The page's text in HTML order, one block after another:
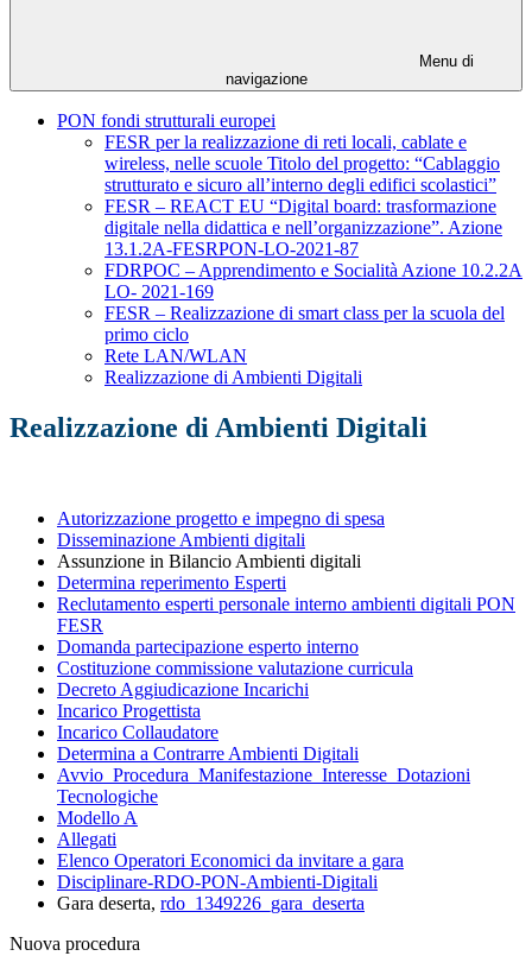
Menu di
navigazione
PON fondi strutturali europei
FESR per la realizzazione di reti locali, cablate e
wireless, nelle scuole Titolo del progetto: “Cablaggio
strutturato e sicuro all’interno degli edifici scolastici”
FESR – REACT EU “Digital board: trasformazione
digitale nella didattica e nell’organizzazione”. Azione
13.1.2A-FESRPON-LO-2021-87
FDRPOC – Apprendimento e Socialità Azione 10.2.2A
LO- 2021-169
FESR – Realizzazione di smart class per la scuola del
primo ciclo
Rete LAN/WLAN
Realizzazione di Ambienti Digitali
Realizzazione di Ambienti Digitali
Autorizzazione progetto e impegno di spesa
Disseminazione Ambienti digitali
Assunzione in Bilancio Ambienti digitali
Determina reperimento Esperti
Reclutamento esperti personale interno ambienti digitali PON
FESR
Domanda partecipazione esperto interno
Costituzione commissione valutazione curricula
Decreto Aggiudicazione Incarichi
Incarico Progettista
Incarico Collaudatore
Determina a Contrarre Ambienti Digitali
Avvio_Procedura_Manifestazione_Interesse_Dotazioni
Tecnologiche
Modello A
Allegati
Elenco Operatori Economici da invitare a gara
Disciplinare-RDO-PON-Ambienti-Digitali
Gara deserta, rdo_1349226_gara_deserta
Nuova procedura